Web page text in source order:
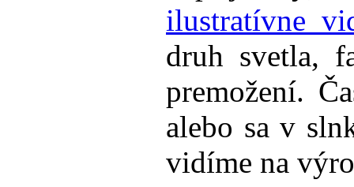
ilustratívne
druh svetla,
premožení.
alebo sa v
vidíme na